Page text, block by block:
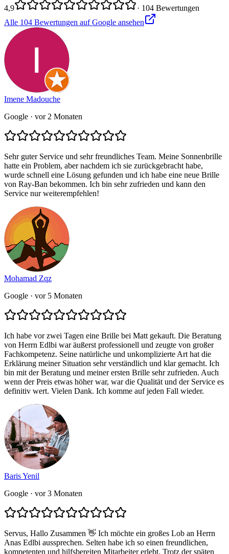
4,9 · 104 Bewertungen
Alle 104 Bewertungen auf Google ansehen
Imene Madouche
Google · vor 2 Monaten
Sehr guter Service und sehr freundliches Team. Meine Sonnenbrille
hatte ein Problem, aber nachdem ich sie zurückgebracht habe,
wurde schnell eine Lösung gefunden und ich habe eine neue Brille
von Ray-Ban bekommen. Ich bin sehr zufrieden und kann den
Service nur weiterempfehlen!
Mohamad Zqz
Google · vor 5 Monaten
Ich habe vor zwei Tagen eine Brille bei Matt gekauft. Die Beratung
von Herrn Edlbi war äußerst professionell und zeugte von großer
Fachkompetenz. Seine natürliche und unkomplizierte Art hat die
Erklärung meiner Situation sehr verständlich und klar gemacht. Ich
bin mit der Beratung und meiner ersten Brille sehr zufrieden. Auch
wenn der Preis etwas höher war, war die Qualität und der Service es
definitiv wert. Vielen Dank. Ich komme auf jeden Fall wieder.
Baris Yenil
Google · vor 3 Monaten
Servus, Hallo Zusammen 👋 Ich möchte ein großes Lob an Herrn
Anas Edlbi aussprechen. Selten habe ich so einen freundlichen,
kompetenten und hilfsbereiten Mitarbeiter erlebt. Trotz der späten